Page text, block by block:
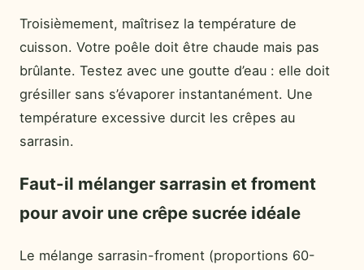
Troisièmement, maîtrisez la température de
cuisson. Votre poêle doit être chaude mais pas
brûlante. Testez avec une goutte d’eau : elle doit
grésiller sans s’évaporer instantanément. Une
température excessive durcit les crêpes au
sarrasin.
Faut-il mélanger sarrasin et froment
pour avoir une crêpe sucrée idéale
Le mélange sarrasin-froment (proportions 60-